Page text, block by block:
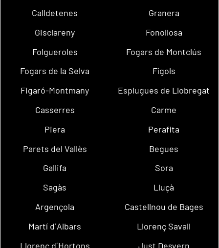
Calldetenes
Granera
Gisclareny
Fonollosa
Folgueroles
Fogars de Montclús
Fogars de la Selva
Fígols
Figaró-Montmany
Esplugues de Llobregat
Casserres
Carme
Piera
Perafita
Parets del Vallès
Begues
Gallifa
Sora
Sagàs
Lluçà
Argençola
Castellnou de Bages
Martí d´Albars
Llorenç Savall
Llorenç d´Hortons
Just Desvern